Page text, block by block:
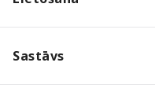
Sastāvs